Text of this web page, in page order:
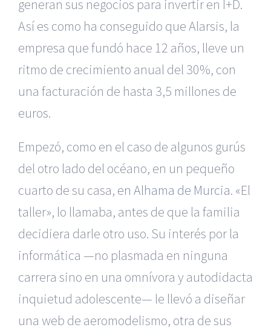
generan sus negocios para invertir en I+D.
Así es como ha conseguido que Alarsis, la
empresa que fundó hace 12 años, lleve un
ritmo de crecimiento anual del 30%, con
una facturación de hasta 3,5 millones de
euros.
Empezó, como en el caso de algunos gurús
del otro lado del océano, en un pequeño
cuarto de su casa, en Alhama de Murcia. «El
taller», lo llamaba, antes de que la familia
decidiera darle otro uso. Su interés por la
informática —no plasmada en ninguna
carrera sino en una omnívora y autodidacta
inquietud adolescente— le llevó a diseñar
una web de aeromodelismo, otra de sus